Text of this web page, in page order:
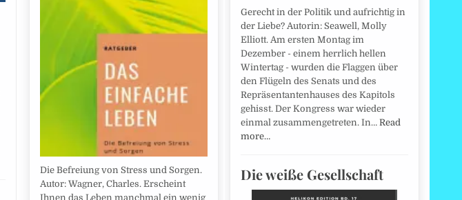
Die Befreiung von Stress und Sorgen.
Autor: Wagner, Charles. Erscheint
Ihnen das Leben manchmal ein wenig
Gerecht in der Politik und aufrichtig in
der Liebe? Autorin: Seawell, Molly
Elliott. Am ersten Montag im
Dezember - einem herrlich hellen
Wintertag - wurden die Flaggen über
den Flügeln des Senats und des
Repräsentantenhauses des Kapitols
gehisst. Der Kongress war wieder
einmal zusammengetreten. In… Read
more…
Die weiße Gesellschaft